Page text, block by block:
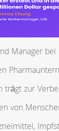
Manager bei
trägt zur
von